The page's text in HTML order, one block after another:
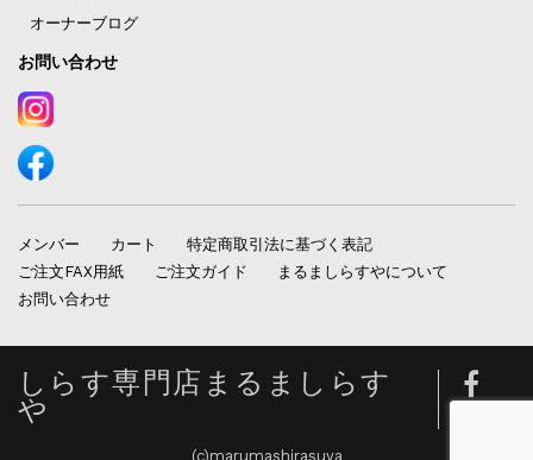
オーナーブログ
お問い合わせ
メンバー カート
特定商取引法に基づく表記
ご注文FAX用紙
ご注文ガイド
まるましらすやについて
お問い合わせ
しらす専門店まるましらす
や
(c)marumashirasuya